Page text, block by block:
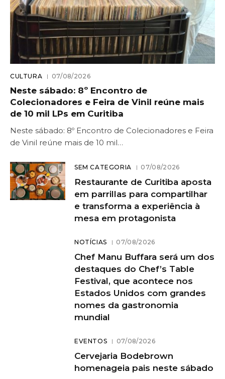
CULTURA 07/08/2026
Neste sábado: 8º Encontro de
Colecionadores e Feira de Vinil reúne mais
de 10 mil LPs em Curitiba
Neste sábado: 8º Encontro de Colecionadores e Feira
de Vinil reúne mais de 10 mil…
SEM CATEGORIA 07/08/2026
Restaurante de Curitiba aposta
em parrillas para compartilhar
e transforma a experiência à
mesa em protagonista
NOTÍCIAS 07/08/2026
Chef Manu Buffara será um dos
destaques do Chef’s Table
Festival, que acontece nos
Estados Unidos com grandes
nomes da gastronomia
mundial
EVENTOS 07/08/2026
Cervejaria Bodebrown
homenageia pais neste sábado